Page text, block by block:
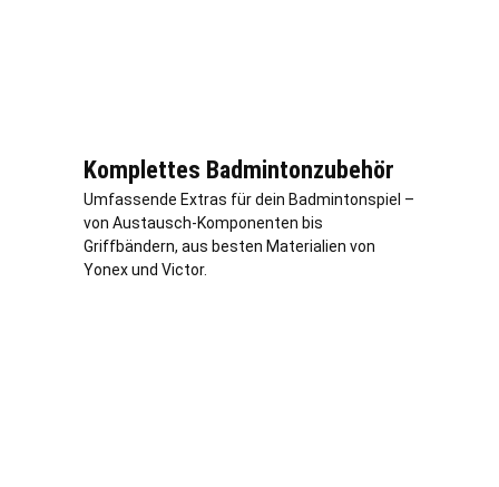
Komplettes Badmintonzubehör
Umfassende Extras für dein Badmintonspiel –
von Austausch-Komponenten bis
Griffbändern, aus besten Materialien von
Yonex und Victor.